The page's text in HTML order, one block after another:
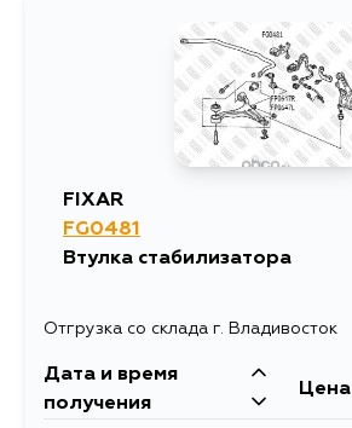
FIXAR
FG0481
Втулка стабилизатора
Отгрузка со склада г. Владивосток
Дата и время
получения
Цена